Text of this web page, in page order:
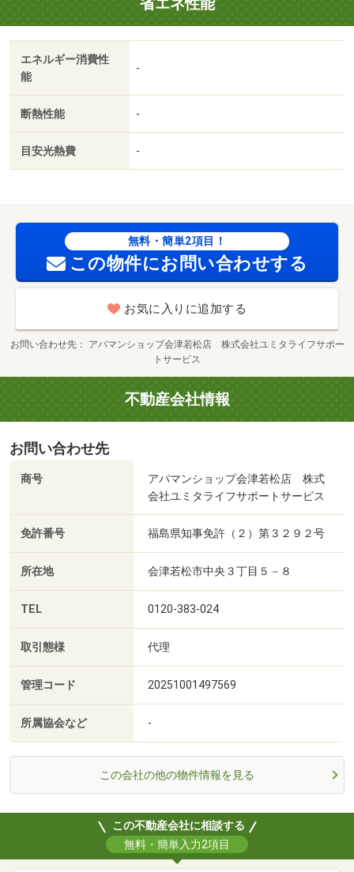
省エネ性能
エネルギー消費性
能
-
断熱性能 -
目安光熱費 -
無料・簡単2項目！
この物件にお問い合わせする
お気に入りに追加する
お問い合わせ先
アパマンショップ会津若松店 株式会社ユミタライフサポー
トサービス
不動産会社情報
お問い合わせ先
商号
アパマンショップ会津若松店 株式
会社ユミタライフサポートサービス
免許番号 福島県知事免許（２）第３２９２号
所在地 会津若松市中央３丁目５－８
TEL 0120-383-024
取引態様 代理
管理コード 20251001497569
所属協会など -
この会社の他の物件情報を見る
この不動産会社に相談する
無料・簡単入力2項目